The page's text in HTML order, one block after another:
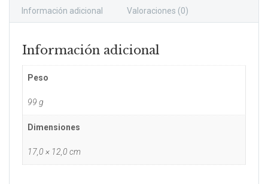
Información adicional Valoraciones (0)
Información adicional
Peso
99 g
Dimensiones
17,0 × 12,0 cm